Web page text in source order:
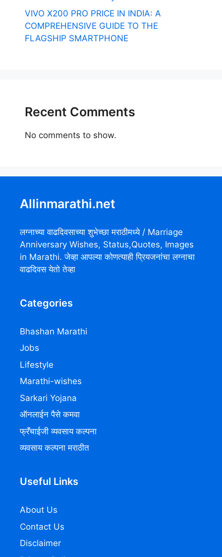
VIVO X200 PRO PRICE IN INDIA: A
COMPREHENSIVE GUIDE TO THE
FLAGSHIP SMARTPHONE
Recent Comments
No comments to show.
Allinmarathi.net
लग्नाच्या वाढदिवसाच्या शुभेच्छा मराठीमध्ये / Marriage
Anniversary Wishes, Status,Quotes, Images
in Marathi. जेव्हा आपल्या कोणत्याही प्रियजनांचा लग्नाचा
वाढदिवस येतो तेव्हा
Categories
Bhashan Marathi
Jobs
Lifestyle
Marathi-wishes
Sarkari Yojana
ऑनलाईन पैसे कमवा
फ्रॅंचाईजी व्यवसाय कल्पना
व्यवसाय कल्पना मराठीत
Useful Links
About Us
Contact Us
Disclaimer